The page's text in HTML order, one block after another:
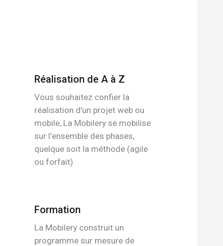
Réalisation de A à Z
Vous souhaitez confier la
réalisation d’un projet web ou
mobile, La Mobilery se mobilise
sur l’ensemble des phases,
quelque soit la méthode (agile
ou forfait)
Formation
La Mobilery construit un
programme sur mesure de